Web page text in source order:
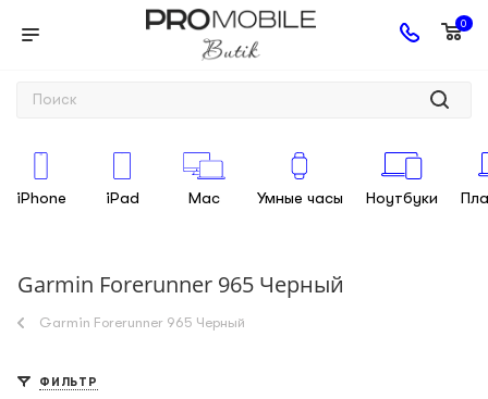
0
iPhone iPad Mac Умные часы Ноутбуки
Garmin Forerunner 965 Черный
Garmin Forerunner 965 Черный
ФИЛЬТР